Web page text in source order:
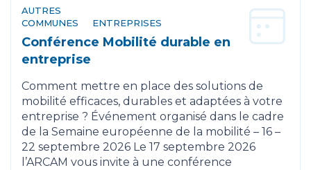
AUTRES
COMMUNES
ENTREPRISES
Conférence Mobilité durable en
entreprise
Comment mettre en place des solutions de
mobilité efficaces, durables et adaptées à votre
entreprise ? Événement organisé dans le cadre
de la Semaine européenne de la mobilité – 16 –
22 septembre 2026 Le 17 septembre 2026
l’ARCAM vous invite à une conférence